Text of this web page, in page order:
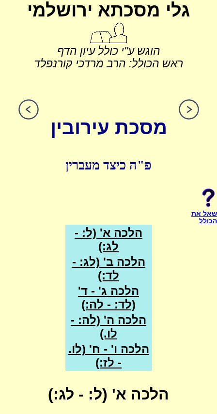
גלי מסכתא ירושלמי
הוגש ע"י כולל עיון הדף
ראש הכולל: הרב מרדכי קורנפלד
מסכת עירובין
פ"ה כיצד מעברין
שאל את
הכולל
הלכה א' (ל: -
לג:)
הלכה ב' (לג: -
לד:)
הלכה ג' - ד'
(לד: - לה:)
הלכה ה' (לה: -
לו.)
הלכה ו' - ח' (לו.
- לז:)
הלכה א' (ל: - לג:)